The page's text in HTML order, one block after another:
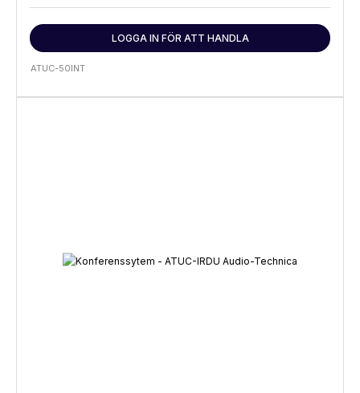
LOGGA IN FÖR ATT HANDLA
ATUC-50INT